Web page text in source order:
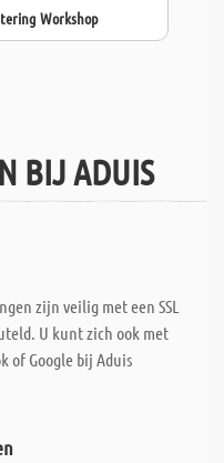
Workshop
BIJ ADUIS
zijn veilig met een SSL
U kunt zich ook met
of Google bij Aduis